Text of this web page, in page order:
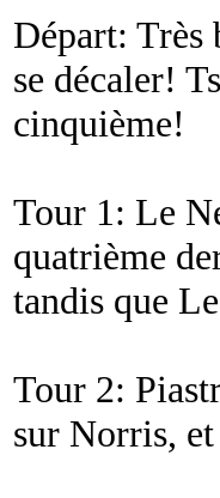
Départ: Très
se décaler!
cinquième!
Tour 1: Le
quatrième
tandis que
Tour 2:
sur Norris,